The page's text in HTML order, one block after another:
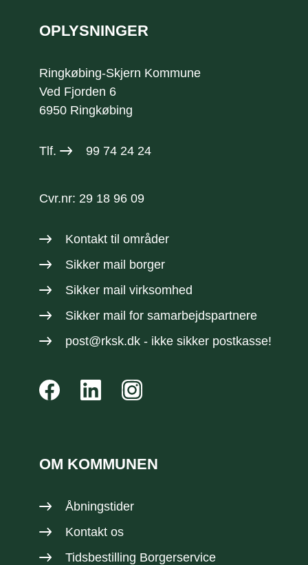
OPLYSNINGER
Ringkøbing-Skjern Kommune
Ved Fjorden 6
6950 Ringkøbing
Tlf. 99 74 24 24
Cvr.nr: 29 18 96 09
Kontakt til områder
Sikker mail borger
Sikker mail virksomhed
Sikker mail for samarbejdspartnere
post@rksk.dk- ikke sikker postkasse!
OM KOMMUNEN
Åbningstider
Kontakt os
Tidsbestilling Borgerservice